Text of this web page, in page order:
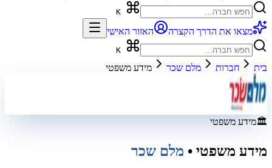
מצאו את הדרך הקצרה האזור האישי
בית חברות מלם שכר מידע משפטי
🏛️מידע משפטי
מידע משפטי • מלם שכר